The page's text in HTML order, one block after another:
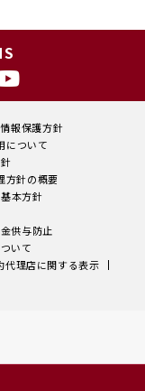
報保護方針
について
方針の概要
本方針
供与防止
いて
代理店に関する表示